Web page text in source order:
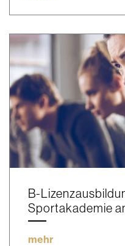
B-
Sportakademie
mehr